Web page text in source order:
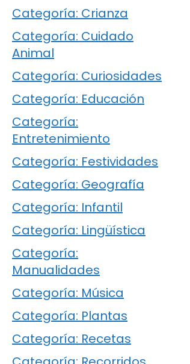
Categoría: Crianza
Categoría: Cuidado
Animal
Categoría: Curiosidades
Categoría: Educación
Categoría:
Entretenimiento
Categoría: Festividades
Categoría: Geografía
Categoría: Infantil
Categoría: Lingüística
Categoría:
Manualidades
Categoría: Música
Categoría: Plantas
Categoría: Recetas